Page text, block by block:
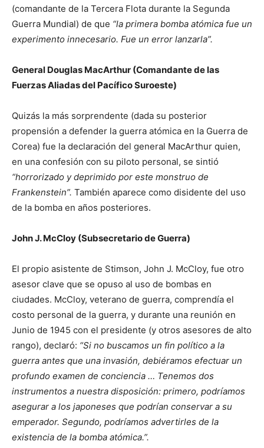
(comandante de la Tercera Flota durante la Segunda
Guerra Mundial) de que “la primera bomba atómica fue un
experimento innecesario. Fue un error lanzarla”.
General Douglas MacArthur (Comandante de las
Fuerzas Aliadas del Pacífico Suroeste)
Quizás la más sorprendente (dada su posterior
propensión a defender la guerra atómica en la Guerra de
Corea) fue la declaración del general MacArthur quien,
en una confesión con su piloto personal, se sintió
“horrorizado y deprimido por este monstruo de
Frankenstein”. También aparece como disidente del uso
de la bomba en años posteriores.
John J. McCloy (Subsecretario de Guerra)
El propio asistente de Stimson, John J. McCloy, fue otro
asesor clave que se opuso al uso de bombas en
ciudades. McCloy, veterano de guerra, comprendía el
costo personal de la guerra, y durante una reunión en
Junio de 1945 con el presidente (y otros asesores de alto
rango), declaró: “Si no buscamos un fin político a la
guerra antes que una invasión, debiéramos efectuar un
profundo examen de conciencia … Tenemos dos
instrumentos a nuestra disposición: primero, podríamos
asegurar a los japoneses que podrían conservar a su
emperador. Segundo, podríamos advertirles de la
existencia de la bomba atómica.”.